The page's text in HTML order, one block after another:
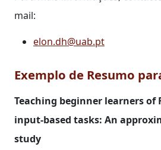
mail:
elon.dh@uab.pt
Exemplo de Resumo
Teaching beginner learners of
input‐based tasks: An
study